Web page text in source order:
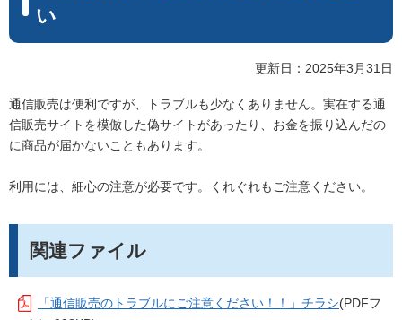
い
更新日：2025年3月31日
通信販売は便利ですが、トラブルも少なくありません。実在する通
信販売サイトを模倣した偽サイトがあったり、お金を振り込んだの
に商品が届かないこともあります。
利用には、細心の注意が必要です。くれぐれもご注意ください。
関連ファイル
「通信販売のトラブルにご注意ください！！」チラシ(PDFフ